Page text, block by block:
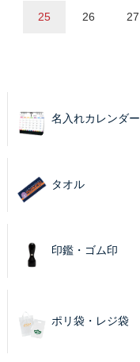
25 26 27
名入れカレンダー
タオル
印鑑・ゴム印
ポリ袋・レジ袋